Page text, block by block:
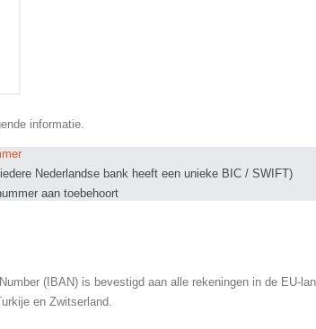
informatie.
Nederlandse bank heeft een unieke BIC / SWIFT)
aan toebehoort
(IBAN) is bevestigd aan alle rekeningen in de EU-
en Zwitserland.